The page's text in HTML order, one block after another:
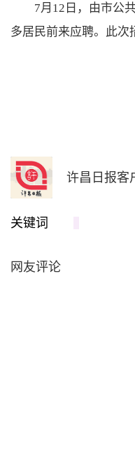
7月12日，由市公
多居民前来应聘。此次
许昌日报客
关键词
网友评论